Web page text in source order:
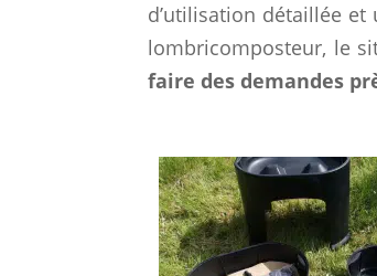
d’utilisation détaillée
lombricomposteur, le
faire des demandes